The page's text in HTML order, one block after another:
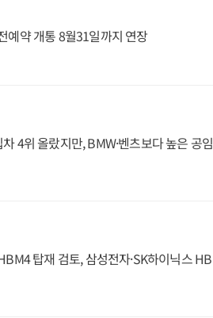
예약 개통 8월31일까지 연장
4위 올랐지만, BMW·벤츠보다 높은 공임
탑재 검토, 삼성전자·SK하이닉스 HB